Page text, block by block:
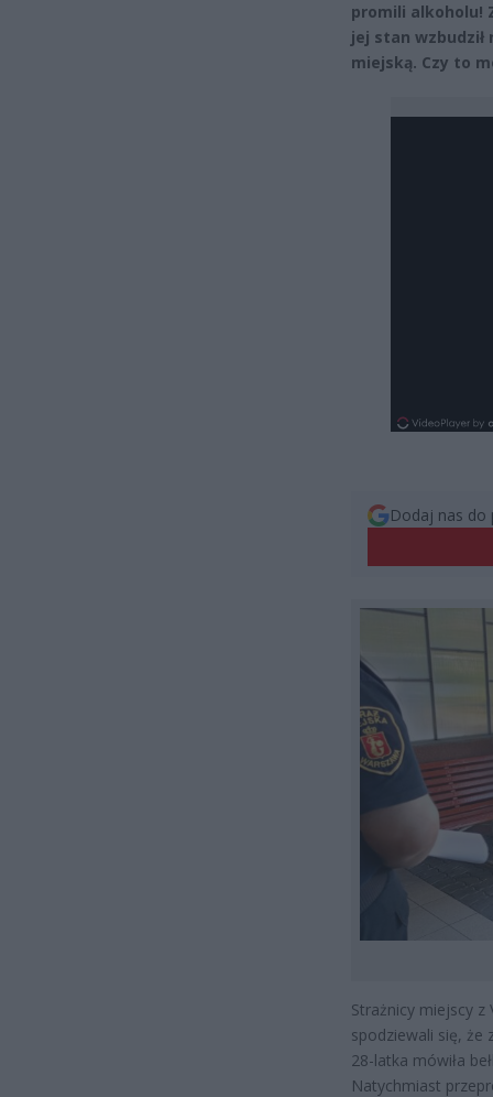
promili alkoholu!
jej stan
miejską. Czy to
Dodaj nas do
Strażnicy miejscy
spodziewali się, że
28-latka mówiła
Natychmiast